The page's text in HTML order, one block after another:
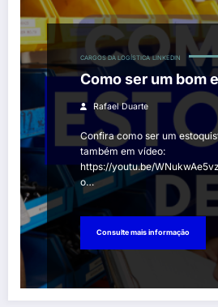
CARGOS DA LOGÍSTICA LINKEDIN
Como ser um bom
Rafael Duarte
Confira como ser um
também em vídeo:
https://youtu.be/
o…
Consulte mais informação